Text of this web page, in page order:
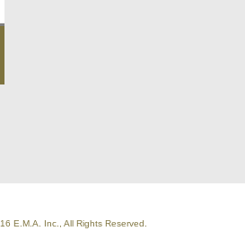
E.M.A. Inc., All Rights Reserved.